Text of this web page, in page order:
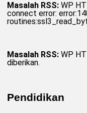
Masalah RSS: WP
connect error:
Masalah RSS: WP
diberikan.
Pendidikan